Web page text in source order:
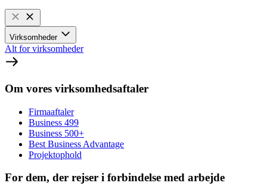
Virksomheder
Alt for virksomheder
Om vores virksomhedsaftaler
Firmaaftaler
Business 499
Business 500+
Best Business Advantage
Projektophold
For dem, der rejser i forbindelse med arbejde